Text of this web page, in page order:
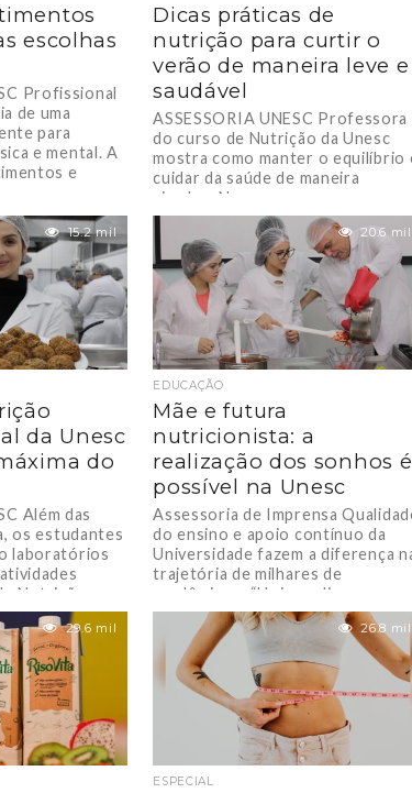
escolhas
Profissional
de uma
para
e mental. A
e
Dicas práticas de
nutrição para curtir o
verão de maneira leve e
saudável
ASSESSORIA UNESC Professora
do curso de Nutrição da Unesc
mostra como manter o equilíbrio
cuidar da saúde de maneira
simples. Nos...
15.2 mil
da Unesc
do
Além das
os estudantes
laboratórios
Nutrição...
20.6 mil
EDUCAÇÃO
Mãe e futura
nutricionista: a
realização dos sonhos é
possível na Unesc
Assessoria de Imprensa
do ensino e apoio contínuo da
Universidade fazem a diferença
trajetória de milhares de
acadêmicos. “Hoje realizo...
29.6 mil 26.8 mil
ESPECIAL